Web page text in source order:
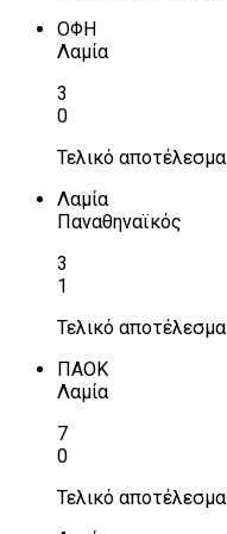
ΟΦΗ
Λαμία
3
0
Τελικό αποτέλεσμα
Λαμία
Παναθηναϊκός
3
1
Τελικό αποτέλεσμα
ΠΑΟΚ
Λαμία
7
0
Τελικό αποτέλεσμα